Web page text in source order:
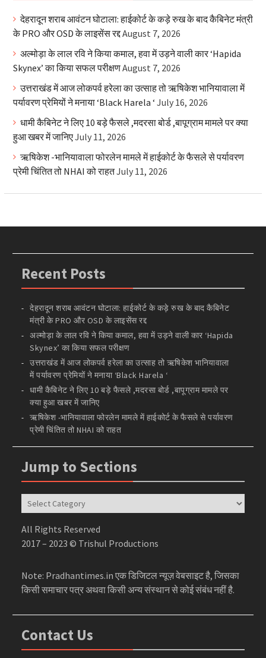
देहरादून शराब आवंटन घोटाला: हाईकोर्ट के कड़े रुख के बाद कैबिनेट मंत्री
के PRO और OSD के लाइसेंस रद्दAugust 7, 2026
अल्मोड़ा के लाल रवि ने किया कमाल, हवा में उड़ने वाली कार ‘Hapida
Skynex’ का किया सफल परीक्षणAugust 7, 2026
उत्तराखंड में आज लोकपर्व हरेला का उत्साह तो ऋषिकेश भानियावाला में
पर्यावरण प्रेमियों ने मनाया ‘Black Harela ‘ July 16, 2026
धामी कैबिनेट ने लिए 10 बड़े फैसले ,मदरसा बोर्ड ,बापूग्राम मामले पर क्या
हुआ खबर में जानिएJuly 11, 2026
ऋषिकेश -भानियावाला फोरलेन मामले में हाईकोर्ट के फैसले से पर्यावरण
प्रेमी चिंतित तो NHAI को राहतJuly 11, 2026
Recent Posts
देहरादून शराब आवंटन घोटाला: हाईकोर्ट के कड़े रुख के बाद कैबिनेट
मंत्री के PRO और OSD के लाइसेंस रद्द
अल्मोड़ा के लाल रवि ने किया कमाल, हवा में उड़ने वाली कार ‘Hapida
Skynex’ का किया सफल परीक्षण
उत्तराखंड में आज लोकपर्व हरेला का उत्साह तो ऋषिकेश भानियावाला
में पर्यावरण प्रेमियों ने मनाया ‘Black Harela ‘
धामी कैबिनेट ने लिए 10 बड़े फैसले ,मदरसा बोर्ड ,बापूग्राम मामले पर
क्या हुआ खबर में जानिए
ऋषिकेश -भानियावाला फोरलेन मामले में हाईकोर्ट के फैसले से पर्यावरण
प्रेमी चिंतित तो NHAI को राहत
Jump to Sections
Jump
to
Sections
All Rights Reserved
2017 – 2023 © Trishul Productions
Note: Pradhantimes.in एक डिजिटल न्यूज़ वेबसाइट है, जिसका
किसी समाचार पत्र अथवा किसी अन्य संस्थान से कोई संबंध नहीं है.
Contact Us